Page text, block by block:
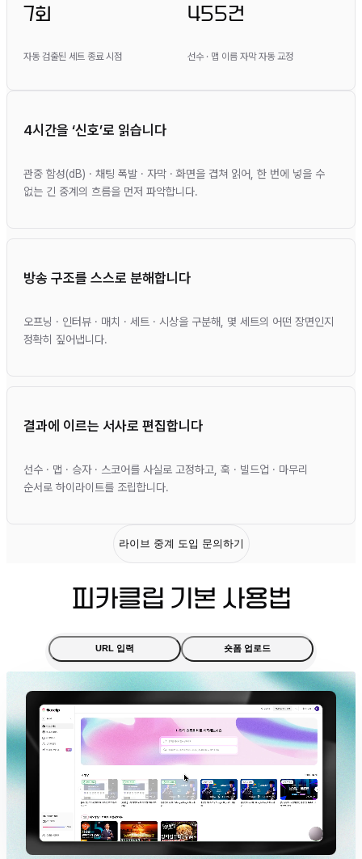
7회
자동 검출된 세트 종료 시점
455건
선수 · 맵 이름 자막 자동 교정
4시간을 ‘신호’로 읽습니다
관중 함성(dB) · 채팅 폭발 · 자막 · 화면을 겹쳐 읽어, 한 번에 넣을 수
없는 긴 중계의 흐름을 먼저 파악합니다.
방송 구조를 스스로 분해합니다
오프닝 · 인터뷰 · 매치 · 세트 · 시상을 구분해, 몇 세트의 어떤 장면인지
정확히 짚어냅니다.
결과에 이르는 서사로 편집합니다
선수 · 맵 · 승자 · 스코어를 사실로 고정하고, 훅 · 빌드업 · 마무리
순서로 하이라이트를 조립합니다.
라이브 중계 도입 문의하기
피카클립 기본 사용법
URL 입력 숏폼 업로드